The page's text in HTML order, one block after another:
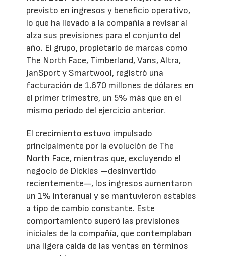
previsto en ingresos y beneficio operativo,
lo que ha llevado a la compañía a revisar al
alza sus previsiones para el conjunto del
año. El grupo, propietario de marcas como
The North Face, Timberland, Vans, Altra,
JanSport y Smartwool, registró una
facturación de 1.670 millones de dólares en
el primer trimestre, un 5% más que en el
mismo periodo del ejercicio anterior.
El crecimiento estuvo impulsado
principalmente por la evolución de The
North Face, mientras que, excluyendo el
negocio de Dickies —desinvertido
recientemente—, los ingresos aumentaron
un 1% interanual y se mantuvieron estables
a tipo de cambio constante. Este
comportamiento superó las previsiones
iniciales de la compañía, que contemplaban
una ligera caída de las ventas en términos